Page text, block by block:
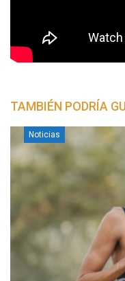
TAMBIÉN PODRÍA
Noticias